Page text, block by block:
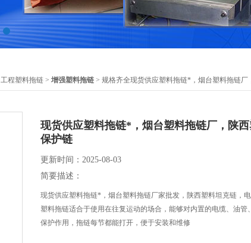
工程塑料拖链 > 增强塑料拖链 > 规格齐全现货供应塑料拖链*，烟台塑料拖链
现货供应塑料拖链*，烟台塑料拖链厂，陕
保护链
更新时间：2025-08-03
简要描述：
现货供应塑料拖链*，烟台塑料拖链厂家批发，陕西塑料坦克链，
塑料拖链适合于使用在往复运动的场合，能够对内置的电缆、油管
保护作用，拖链每节都能打开，便于安装和维修